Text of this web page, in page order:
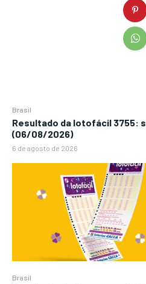
Brasil
Resultado da lotofácil 3755:
(06/08/2026)
6 de agosto de 2026
Brasil